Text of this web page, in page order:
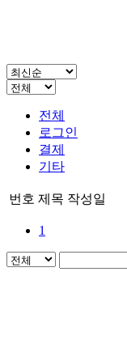
전체
로그인
결제
기타
번호 제목 작성일
1